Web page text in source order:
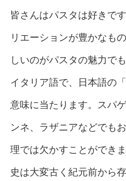
皆さんはパスタは好きで
リエーションが豊かなも
しいのがパスタの魅力で
イタリア語で、日本語の
意味に当たります。スパ
ンネ、ラザニアなどでも
理では欠かすことができ
史は大変古く紀元前から